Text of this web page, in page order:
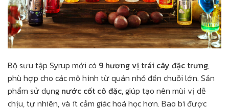
Bộ sưu tập Syrup mới có 9 hương vị trái cây đặc trưng,
phù hợp cho các mô hình từ quán nhỏ đến chuỗi lớn. Sản
phẩm sử dụng nước cốt cô đặc, giúp tạo nên mùi vị dễ
chịu, tự nhiên, và ít cảm giác hoá học hơn. Bao bì được